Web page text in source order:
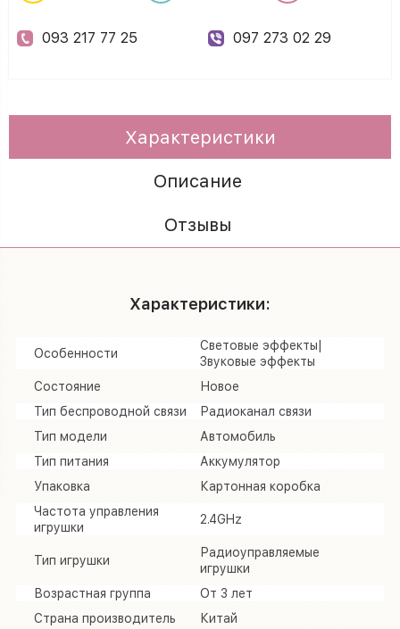
093 217 77 25 097 273 02 29
Характеристики
Описание
Отзывы
Характеристики:
Особенности
Световые эффекты|
Звуковые эффекты
Состояние
Новое
Тип беспроводной связи
Радиоканал связи
Тип модели
Автомобиль
Тип питания
Аккумулятор
Упаковка
Картонная коробка
Частота управления
игрушки
2.4GHz
Тип игрушки
Радиоуправляемые
игрушки
Возрастная группа
От 3 лет
Страна производитель
Китай